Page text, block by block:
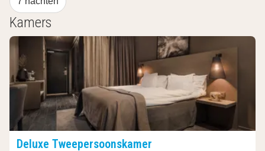
Kamers
Deluxe Tweepersoonskamer